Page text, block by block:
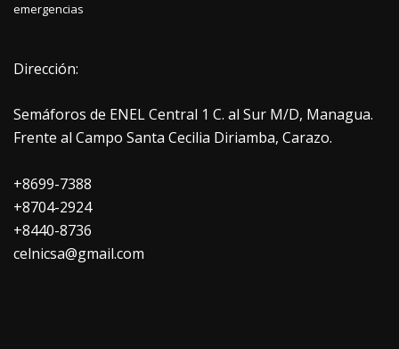
emergencias
Dirección:
Semáforos de ENEL Central 1 C. al Sur M/D, Managua.
Frente al Campo Santa Cecilia Diriamba, Carazo.
+8699-7388
+8704-2924
+8440-8736
celnicsa@gmail.com